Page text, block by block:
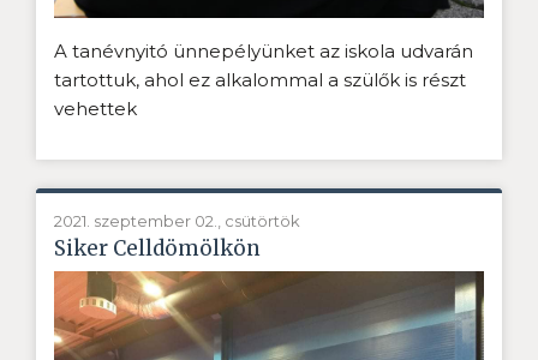
A tanévnyitó ünnepélyünket az iskola udvarán
tartottuk, ahol ez alkalommal a szülők is részt
vehettek
2021. szeptember 02., csütörtök
Siker Celldömölkön